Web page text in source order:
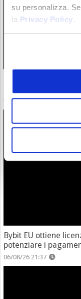
su personalizza.
la Privacy Policy.
La legge crypto ha
07/08/26 9:07
Bybit EU ottiene
potenziare i
06/08/26 21:37